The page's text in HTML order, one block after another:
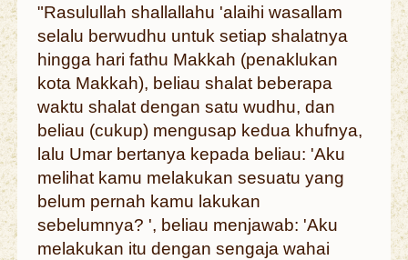
"Rasulullah shallallahu 'alaihi wasallam
selalu berwudhu untuk setiap shalatnya
hingga hari fathu Makkah (penaklukan
kota Makkah), beliau shalat beberapa
waktu shalat dengan satu wudhu, dan
beliau (cukup) mengusap kedua khufnya,
lalu Umar bertanya kepada beliau: 'Aku
melihat kamu melakukan sesuatu yang
belum pernah kamu lakukan
sebelumnya? ', beliau menjawab: 'Aku
melakukan itu dengan sengaja wahai